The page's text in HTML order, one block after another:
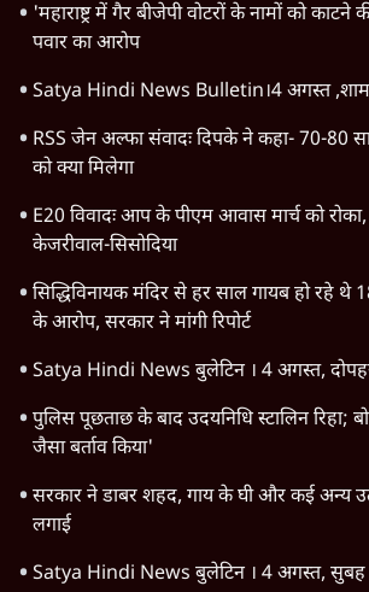
'महाराष्ट्र में गैर बीजेपी वोटरों के नामों को काटने
पवार का आरोप
Satya Hindi News Bulletin।4 अगस्त
RSS जेन अल्फा संवादः दिपके ने कहा- 70-80
को क्या मिलेगा
E20 विवादः आप के पीएम आवास मार्च को
केजरीवाल-सिसोदिया
सिद्धिविनायक मंदिर से हर साल गायब हो रहे थे
के आरोप, सरकार ने मांगी रिपोर्ट
Satya Hindi News बुलेटिन । 4 अगस्त,
पुलिस पूछताछ के बाद उदयनिधि स्टालिन
जैसा बर्ताव किया'
सरकार ने डाबर शहद, गाय के घी और कई अन्य
लगाई
Satya Hindi News बुलेटिन । 4 अगस्त,